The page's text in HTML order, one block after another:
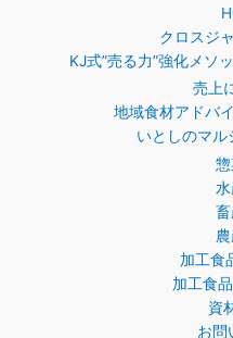
クロスジ
KJ式”売る力”強化メソ
売上
地域食材アドバ
いとしのマル
加工食
加工食
資
お問